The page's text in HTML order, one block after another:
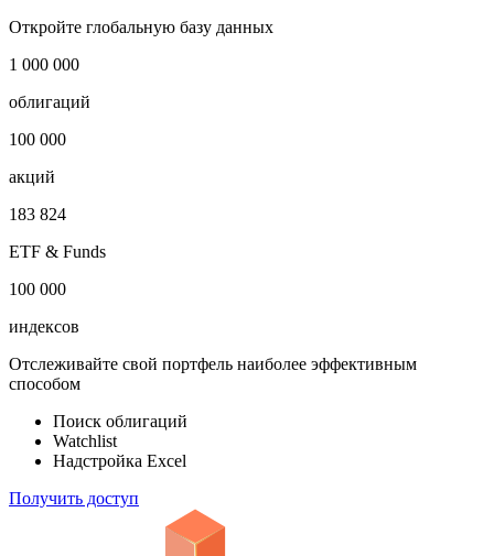
Откройте глобальную базу данных
1 000 000
облигаций
100 000
акций
183 824
ETF & Funds
100 000
индексов
Отслеживайте свой портфель наиболее эффективным
способом
Поиск облигаций
Watchlist
Надстройка Excel
Получить доступ